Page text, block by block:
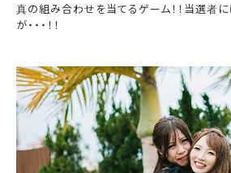
真の組み合わせを当てるゲーム！！当選者
が・・・！！